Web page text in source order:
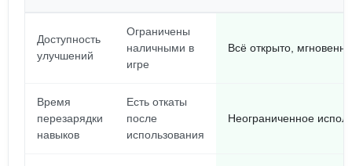
Доступность
улучшений
Ограничены
наличными в
игре
Всё открыто,
Время
перезарядки
навыков
Есть откаты
после
использования
Неограниченное